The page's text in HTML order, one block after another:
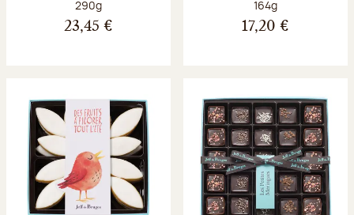
Poids net :
290g
23,45 €
Poids net :
164g
17,20 €